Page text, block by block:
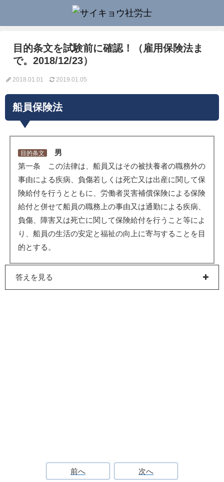
目的条文を試験前に確認！（雇用保険法ま
で。2018/12/23）
2018.01.01 2019.01.05
船員保険法
目的条文
男
第一条 この法律は、船員又はその被扶養者の職務外の
事由による疾病、負傷若しくは死亡又は出産に関して保
険給付を行うとともに、労働者災害補償保険による保険
給付と併せて船員の職務上の事由又は通勤による疾病、
負傷、障害又は死亡に関して保険給付を行うこと等によ
り、船員の生活の安定と福祉の向上に寄与することを目
的とする。
答えを見る
前へ 次へ